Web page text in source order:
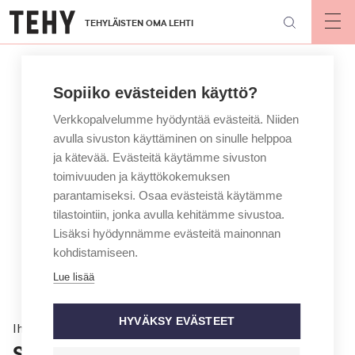
Hyppää
pääsisältöön
TEHYLÄISTEN OMA LEHTI
Ihmiset
Sopiiko evästeiden käyttö?
Verkkopalvelumme hyödyntää evästeitä. Niiden
avulla sivuston käyttäminen on sinulle helppoa
ja kätevää. Evästeitä käytämme sivuston
toimivuuden ja käyttökokemuksen
parantamiseksi. Osaa evästeistä käytämme
tilastointiin, jonka avulla kehitämme sivustoa.
Lisäksi hyödynnämme evästeitä mainonnan
kohdistamiseen.
Lue lisää
HYVÄKSY EVÄSTEET